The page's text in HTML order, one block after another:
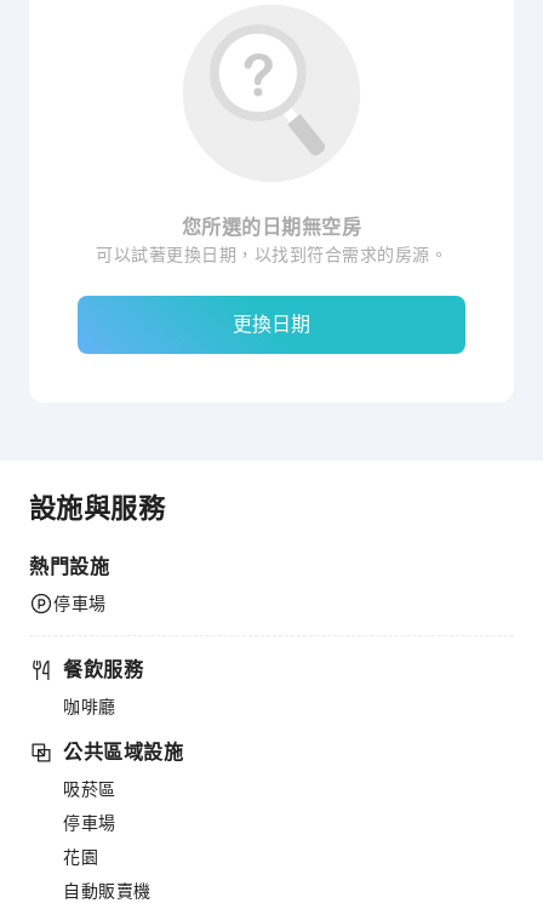
您所選的日期無空房
可以試著更換日期，以找到符合需求的房源。
更換日期
設施與服務
熱門設施
停車場
餐飲服務
咖啡廳
公共區域設施
吸菸區
停車場
花園
自動販賣機